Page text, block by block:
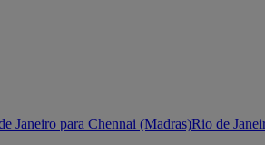
Janeiro para Chennai (Madras)Rio de